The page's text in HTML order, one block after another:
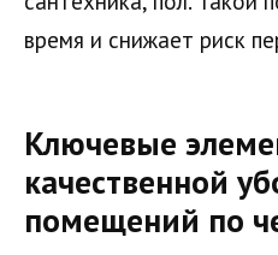
время и снижает риск
Ключевые
качественной
помещений по